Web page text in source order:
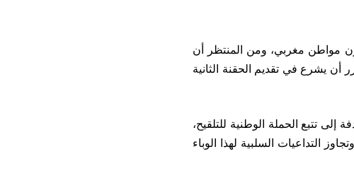
مواطن مغربي، ومن المنتظر أن
أن يشرع في تقديم الحقنة الثانية
إلى تتبع الحملة الوطنية للتلقيح،
التداعيات السلبية لهذا الوباء